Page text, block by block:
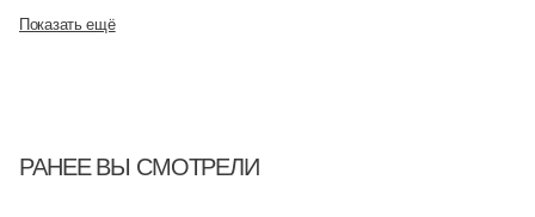
Показать ещё
РАНЕЕ ВЫ СМОТРЕЛИ